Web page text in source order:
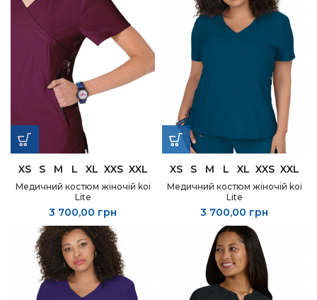
XS S M L XL XXS XXL
Медичний костюм жіночій koi
Lite
3 700,00 грн
XS S M L XL XXS XXL
Медичний костюм жіночій koi
Lite
3 700,00 грн